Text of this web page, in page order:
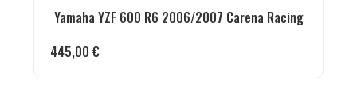
Yamaha YZF 600 R6 2006/2007 Carena Racing
445,00 €